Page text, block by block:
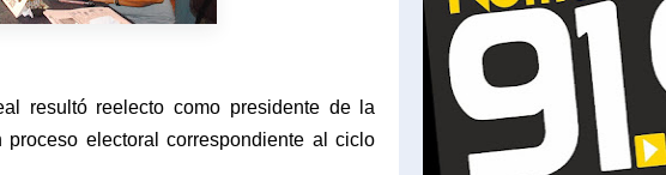
resultó reelecto como presidente de la
electoral correspondiente al ciclo